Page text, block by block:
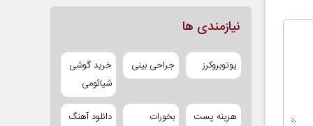
نیازمندی ها
یوتوبروکرز جراحی بینی
خرید گوشی
شیائومی
هزینه پست بخورات
دانلود آهنگ